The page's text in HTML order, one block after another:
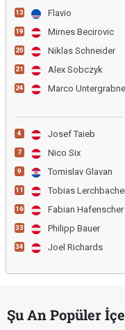
13 Flavio
19 Mirnes Becirovic
20 Niklas Schneider
21 Alex Sobczyk
24 Marco
4 Josef Taieb
7 Nico Six
9 Tomislav Glavan
11 Tobias
16 Fabian Hafenscher
33 Philipp Bauer
34 Joel Richards
Şu An Popüler